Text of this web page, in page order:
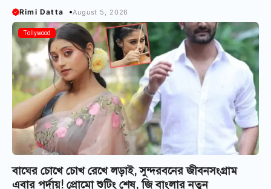
Rimi Datta August 5, 2026
Tollywood
বাঘের চোখে চোখ রেখে লড়াই, সুন্দরবনের জীবনসংগ্রাম
এবার পর্দায়! প্রোমো শুটিং শেষ, জি বাংলার নতুন